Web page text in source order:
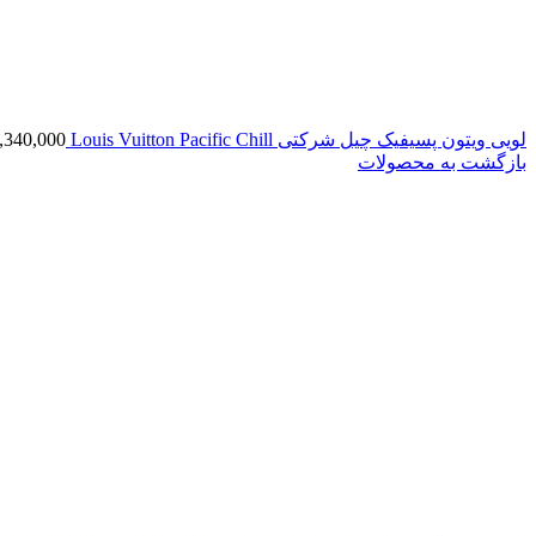
لویی ویتون پسیفیک چیل شرکتی Louis Vuitton Pacific Chill
بازگشت به محصولات